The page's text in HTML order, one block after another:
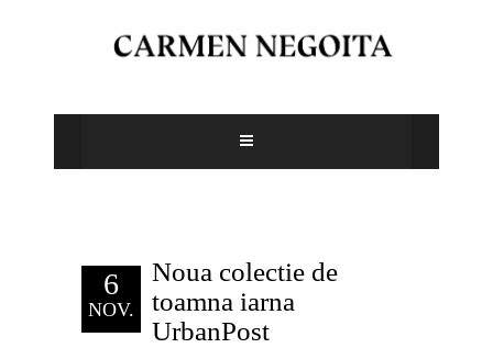
6
NOV.
Noua colectie de
toamna iarna
UrbanPost